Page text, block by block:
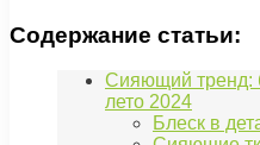
Содержание статьи:
Сияющий тренд:
лето 2024
Блеск в